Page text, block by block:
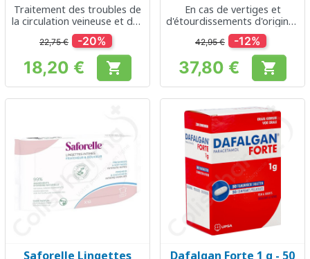
Traitement des troubles de
la circulation veineuse et des
hémorroïdes
22,75 € -20%
Prix
18,20 € 
En cas de vertiges et
d'étourdissements d'origines
diverses
42,95 € -12%
Prix
37,80 € 
Saforelle Lingettes Dafalgan Forte 1 g - 50